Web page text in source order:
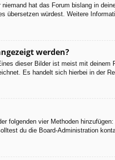
hat das Forum bislang in
würdest. Weitere
werden?
dieser Bilder ist meist mit
Es handelt sich hierbei in der
folgenden vier Methoden
du die Board-Administration